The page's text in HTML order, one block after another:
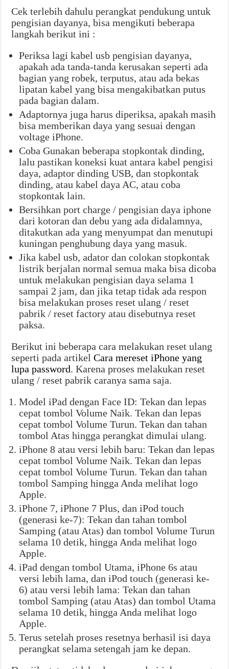
Cek terlebih dahulu perangkat pendukung untuk
pengisian dayanya, bisa mengikuti beberapa
langkah berikut ini :
Periksa lagi kabel usb pengisian dayanya,
apakah ada tanda-tanda kerusakan seperti ada
bagian yang robek, terputus, atau ada bekas
lipatan kabel yang bisa mengakibatkan putus
pada bagian dalam.
Adaptornya juga harus diperiksa, apakah masih
bisa memberikan daya yang sesuai dengan
voltage iPhone.
Coba Gunakan beberapa stopkontak dinding,
lalu pastikan koneksi kuat antara kabel pengisi
daya, adaptor dinding USB, dan stopkontak
dinding, atau kabel daya AC, atau coba
stopkontak lain.
Bersihkan port charge / pengisian daya iphone
dari kotoran dan debu yang ada didalamnya,
ditakutkan ada yang menyumpat dan menutupi
kuningan penghubung daya yang masuk.
Jika kabel usb, adator dan colokan stopkontak
listrik berjalan normal semua maka bisa dicoba
untuk melakukan pengisian daya selama 1
sampai 2 jam, dan jika tetap tidak ada respon
bisa melakukan proses reset ulang / reset
pabrik / reset factory atau disebutnya reset
paksa.
Berikut ini beberapa cara melakukan reset ulang
seperti pada artikelCara mereset iPhone yang
lupa password. Karena proses melakukan reset
ulang / reset pabrik caranya sama saja.
Model iPad dengan Face ID: Tekan dan lepas
cepat tombol Volume Naik. Tekan dan lepas
cepat tombol Volume Turun. Tekan dan tahan
tombol Atas hingga perangkat dimulai ulang.
iPhone 8 atau versi lebih baru: Tekan dan lepas
cepat tombol Volume Naik. Tekan dan lepas
cepat tombol Volume Turun. Tekan dan tahan
tombol Samping hingga Anda melihat logo
Apple.
iPhone 7, iPhone 7 Plus, dan iPod touch
(generasi ke-7): Tekan dan tahan tombol
Samping (atau Atas) dan tombol Volume Turun
selama 10 detik, hingga Anda melihat logo
Apple.
iPad dengan tombol Utama, iPhone 6s atau
versi lebih lama, dan iPod touch (generasi ke-
6) atau versi lebih lama: Tekan dan tahan
tombol Samping (atau Atas) dan tombol Utama
selama 10 detik, hingga Anda melihat logo
Apple.
Terus setelah proses resetnya berhasil isi daya
perangkat selama setengah jam ke depan.